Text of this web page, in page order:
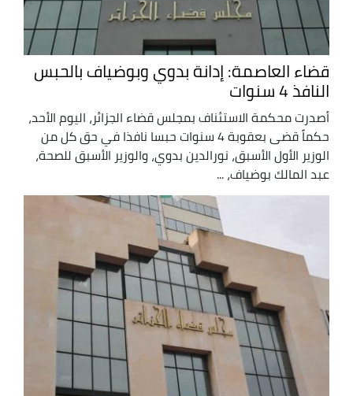
قضاء العاصمة: إدانة بدوي وبوضياف بالحبس
النافذ 4 سنوات
أصدرت محكمة الاستئناف بمجلس قضاء الجزائر، اليوم الأحد،
حكماً قضى بعقوبة 4 سنوات حبسا نافذا في حق كل من
الوزير الأول الأسبق، نورالدين بدوي، والوزير الأسبق للصحة،
عبد المالك بوضياف، ...